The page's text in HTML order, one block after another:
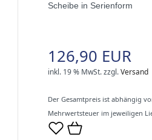
Scheibe in Serienform
126,90 EUR
inkl. 19 % MwSt.zzgl.Versand
Der Gesamtpreis ist abhängig
Mehrwertsteuer im jeweiligen